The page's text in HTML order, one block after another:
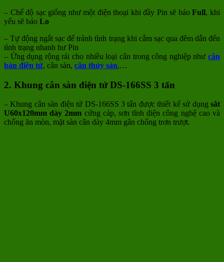
– Chế độ sạc giống như một điện thoại khi đầy Pin sẽ báoFull, khi
yếu sẽ báo Lo
– Tự động ngắt sạc để tránh tình trạng khi cắm sạc qua đêm dẫn đến
tình trạng nhanh hư Pin
– Ứng dụng rộng rải cho nhiều loại cân trong công nghiệp như cân
bàn điện tử, cân sàn, cân thủy sản,…
2. Khung cân sàn điện tử DS-166SS 3 tấn
– Khung cân sàn điện tử DS-166SS 3 tấn được thiết kế sử dụng sắt
U60x120mm dày 2mm cứng cáp, sơn tĩnh điện công nghệ cao và
chống ăn mòn, mặt sàn cân dày 4mm gân chống trơn trượt.